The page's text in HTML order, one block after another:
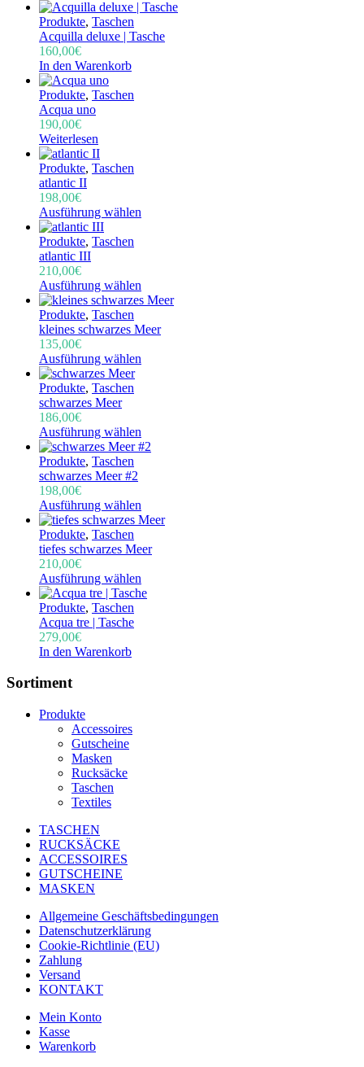
Produkte, Taschen
Acquilla deluxe | Tasche
160,00€
In den Warenkorb
Produkte, Taschen
Acqua uno
190,00€
Weiterlesen
Produkte, Taschen
atlantic II
198,00€
Ausführung wählen
Produkte, Taschen
atlantic III
210,00€
Ausführung wählen
Produkte, Taschen
kleines schwarzes Meer
135,00€
Ausführung wählen
Produkte, Taschen
schwarzes Meer
186,00€
Ausführung wählen
Produkte, Taschen
schwarzes Meer #2
198,00€
Ausführung wählen
Produkte, Taschen
tiefes schwarzes Meer
210,00€
Ausführung wählen
Produkte, Taschen
Acqua tre | Tasche
279,00€
In den Warenkorb
Sortiment
Produkte
Accessoires
Gutscheine
Masken
Rucksäcke
Taschen
Textiles
TASCHEN
RUCKSÄCKE
ACCESSOIRES
GUTSCHEINE
MASKEN
Allgemeine Geschäftsbedingungen
Datenschutzerklärung
Cookie-Richtlinie (EU)
Zahlung
Versand
KONTAKT
Mein Konto
Kasse
Warenkorb